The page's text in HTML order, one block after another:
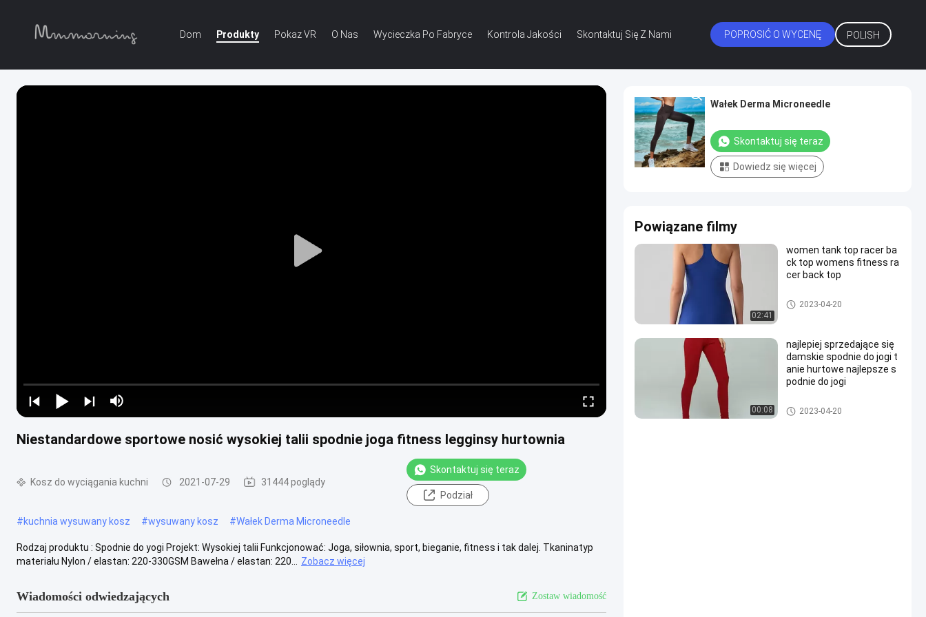
Dom Produkty Pokaz VR O Nas Wycieczka Po Fabryce Kontrola Jakości Skontaktuj Się Z Nami POPROSIĆ O WYCENĘ POLISH
Niestandardowe sportowe nosić wysokiej talii spodnie joga fitness legginsy hurtownia
Kosz do wyciągania kuchni 2021-07-29 31444 poglądy
Skontaktuj się teraz
Podział
#kuchnia wysuwany kosz #wysuwany kosz #Wałek Derma Microneedle
Rodzaj produktu : Spodnie do yogi Projekt: Wysokiej talii Funkcjonować: Joga, siłownia, sport, bieganie, fitness i tak dalej. Tkaninatyp
materiału Nylon / elastan: 220-330GSM Bawełna / elastan: 220...
Zobacz więcej
Wiadomości odwiedzających Zostaw wiadomość
Wałek Derma Microneedle
Skontaktuj się teraz
Dowiedz się więcej
Powiązane filmy
02:41
women tank top racer ba
ck top womens fitness ra
cer back top
Fuel rail feed
2023-04-20
00:08
najlepiej sprzedające się
damskie spodnie do jogi t
anie hurtowe najlepsze s
podnie do jogi
Fuel rail feed
2023-04-20